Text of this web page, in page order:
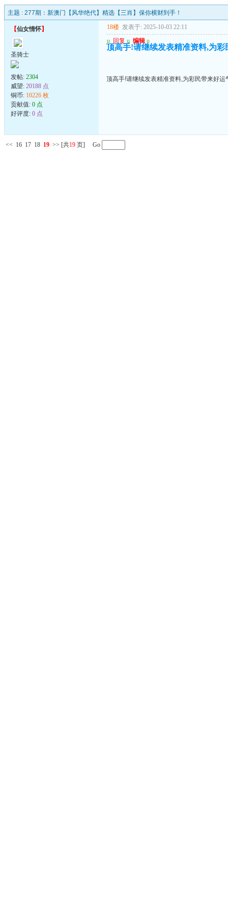
主题 : 277期：新澳门【风华绝代】精选【三肖】保你横财到手！
【仙女情怀】
圣骑士
发帖: 2304
威望: 20188 点
铜币: 10226 枚
贡献值: 0 点
好评度: 0 点
18楼 发表于: 2025-10-03 22:11
u 回复 u 编辑 u
顶高手!请继续发表精准资料,为
顶高手!请继续发表精准资料,为彩民带来好运
<< 16 17 18 19 >> [共19 页] Go